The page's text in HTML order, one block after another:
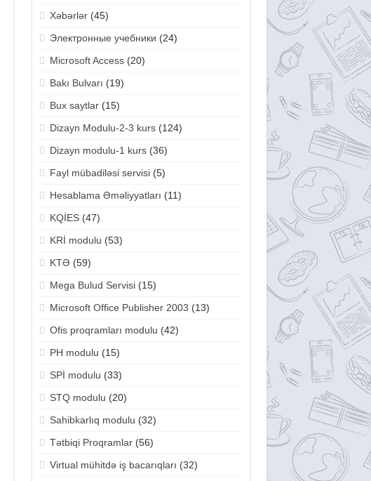
Xəbərlər(45)
Электронные учебники (24)
Microsoft Access(20)
Bakı Bulvarı (19)
Bux saytlar(15)
Dizayn Modulu-2-3 kurs(124)
Dizayn modulu-1 kurs(36)
Fayl mübadiləsi servisi(5)
Hesablama Əməliyyatları (11)
KQİES(47)
KRİ modulu (53)
KTƏ (59)
Mega Bulud Servisi(15)
Microsoft Office Publisher 2003 (13)
Ofis proqramları modulu (42)
PH modulu (15)
SPİ modulu (33)
STQ modulu (20)
Sahibkarlıq modulu (32)
Tətbiqi Proqramlar(56)
Virtual mühitdə iş bacarıqları (32)